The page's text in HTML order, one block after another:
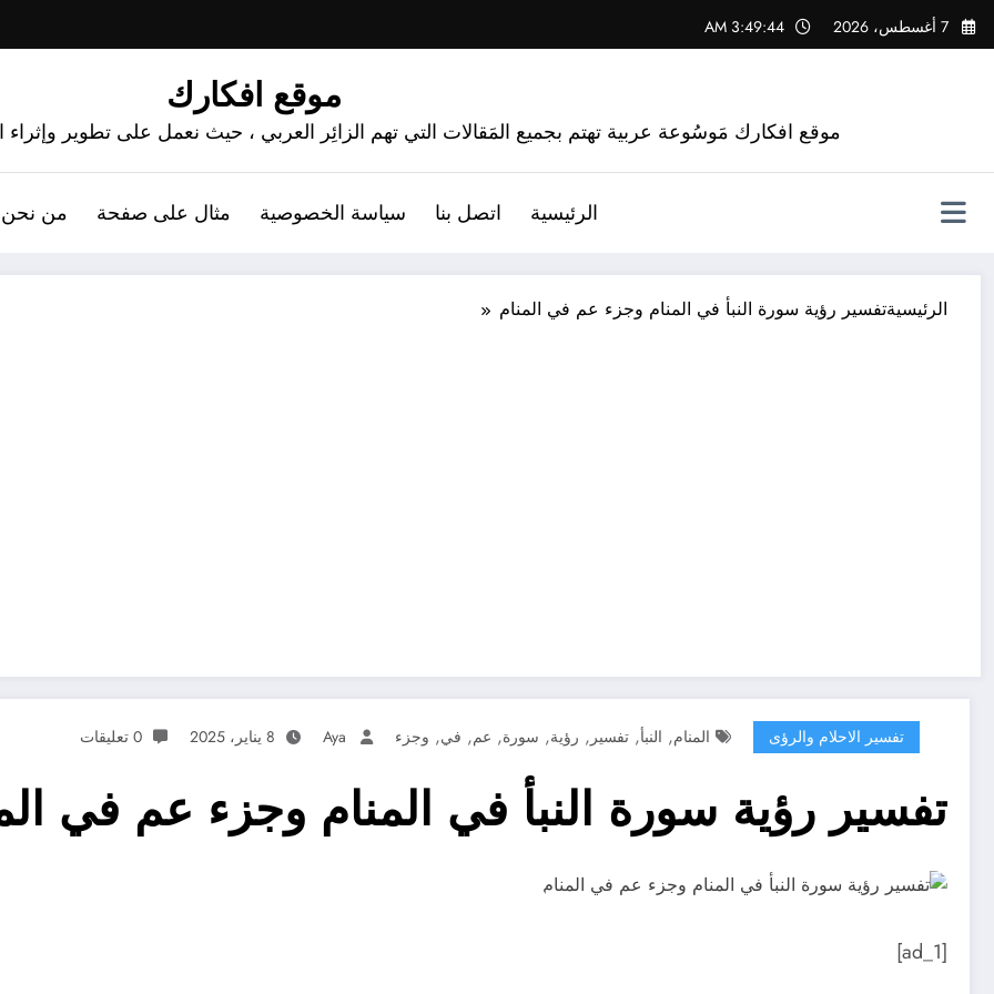
التجاوز
إلى
7 أغسطس، 2026 3:49:44 AM
موقع افكارك
موقع افكارك مَوسُوعة عربية تهتم بجميع المَقالات التي تهم الزائِر العربي ، حيث نعمل على تطوير
الرئيسية اتصل بنا سياسة الخصوصية مثال على صفحة من
الرئيسيةتفسير رؤية سورة النبأ في المنام وجزء عم في المنام
تفسير الاحلام والرؤى المنام, النبأ, تفسير , رؤية, سورة, عم, في, وجزء Aya 8 يناير، 2025 0 تعليقات
تفسير رؤية سورة النبأ في المنام وجزء عم في
[ad_1]